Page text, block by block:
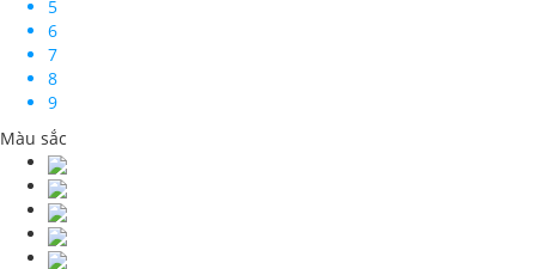
5
6
7
8
9
Màu sắc